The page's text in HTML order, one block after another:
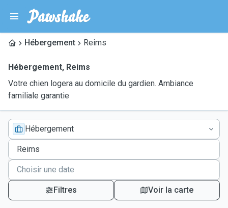
Hébergement Reims
Hébergement, Reims
Votre chien logera au domicile du gardien. Ambiance
familiale garantie
Hébergement
Filtres Voir la carte